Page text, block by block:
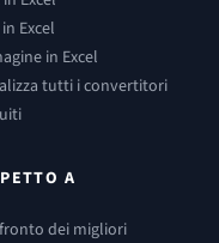
Excel
in Excel
tutti i convertitori
A
dei migliori